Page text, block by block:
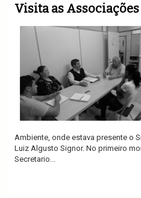
Visita as
Ambiente, onde estava presente o
Luiz Algusto Signor. No primeiro
Secretario...